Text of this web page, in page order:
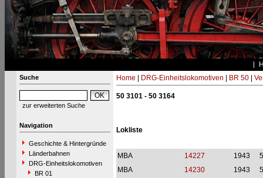
Suche
zur erweiterten Suche
Navigation
Geschichte & Hintergründe
Länderbahnen
DRG-Einheitslokomotiven
BR 01
Home DRG-Einheitslokomotiven BR 50|
50 3101 - 50 3164
Lokliste
MBA 14227 1943
MBA
14230 1943